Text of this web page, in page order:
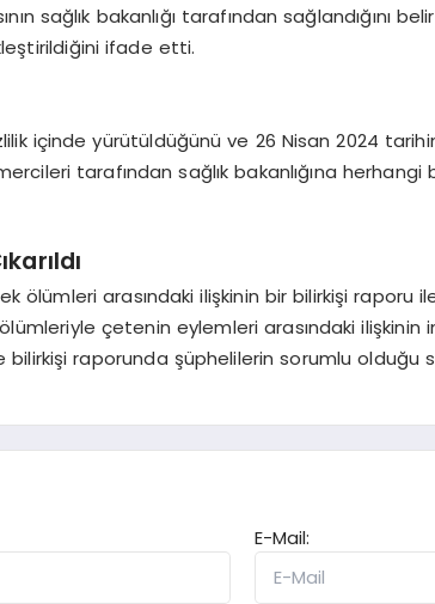
sağlık bakanlığı tarafından sağlandığını
ifade etti.
içinde yürütüldüğünü ve 26 Nisan 2024
tarafından sağlık bakanlığına herhangi
ölümleri arasındaki ilişkinin bir bilirkişi raporu
ölümleriyle çetenin eylemleri arasındaki
raporunda şüphelilerin sorumlu olduğu
E-Mail: